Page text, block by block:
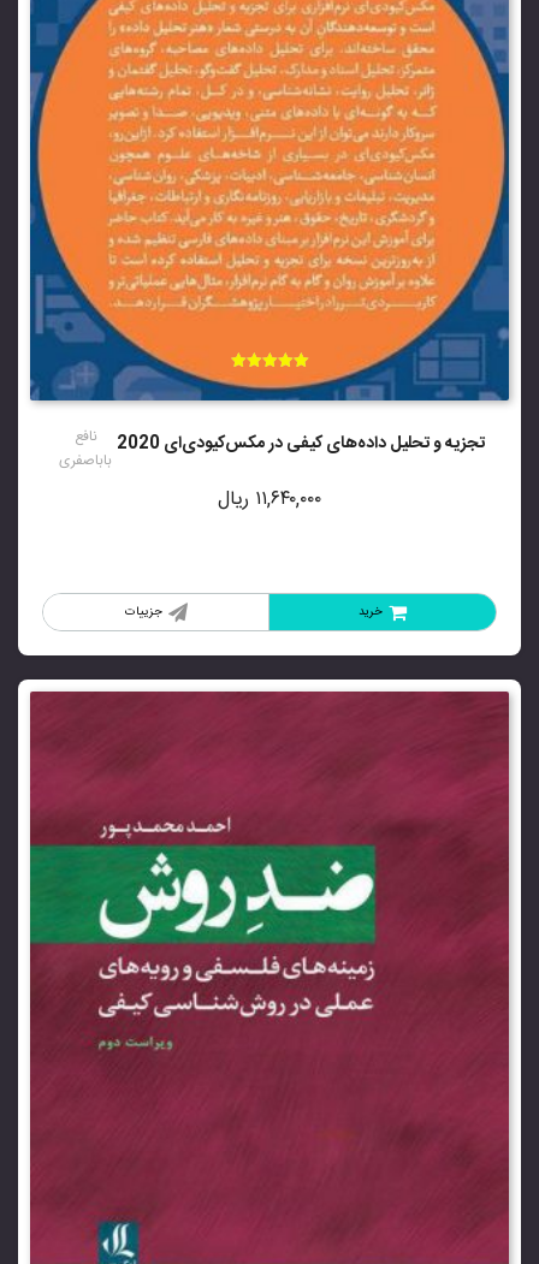
تجزیه و تحلیل داده‌های کیفی در مکس‌کیودی‌ای 2020
نافع
باباصفری
5.00
از 5
۱۱,۶۴۰,۰۰۰ ریال
جزییات خرید